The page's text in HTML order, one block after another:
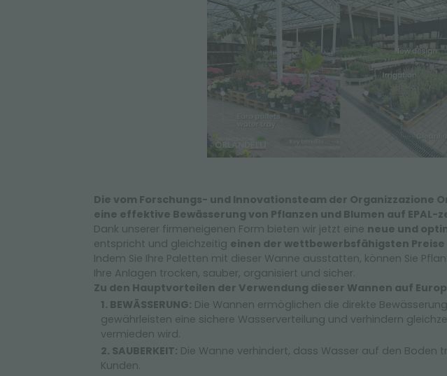
Die vom Forschungs- und Innovationsteam der Organizzazione
eine effektive Bewässerung von Pflanzen und Blumen auf
Dank unserer firmeneigenen Form bieten wir jetzt eine neue und
entspricht und gleichzeitig einen der wettbewerbsfähigsten
Indem Sie Ihre Paletten mit dieser Wanne ausstatten, können Sie
Ihre Anlagen trocken, sauber, organisiert und sicher.
Zu den Hauptvorteilen der Verwendung dieser Wannen auf
BEWÄSSERUNG: Die Wannen ermöglichen die direkte
gewährleisten eine sichere Wasserverteilung und verhindern
vermieden wird.
SAUBERKEIT: Die Wanne verhindert, dass Wasser auf den
Kunden.